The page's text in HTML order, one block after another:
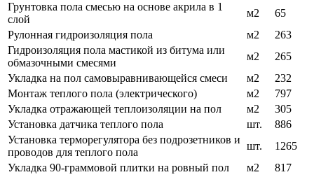
Грунтовка пола смесью на основе акрила в 1
слой
м2
65
Рулонная гидроизоляция пола
м2
263
Гидроизоляция пола мастикой из битума или
обмазочными смесями
м2
265
Укладка на пол самовыравнивающейся смеси
м2
232
Монтаж теплого пола (электрического)
м2
797
Укладка отражающей теплоизоляции на пол
м2
305
Установка датчика теплого пола
шт.
886
Установка терморегулятора без подрозетников и
проводов для теплого пола
шт.
1265
Укладка 90-граммовой плитки на ровный пол
м2 817